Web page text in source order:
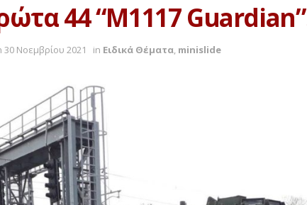
44 “M1117
Νοεμβρίου 2021 in Ειδικά Θέματα, minislide